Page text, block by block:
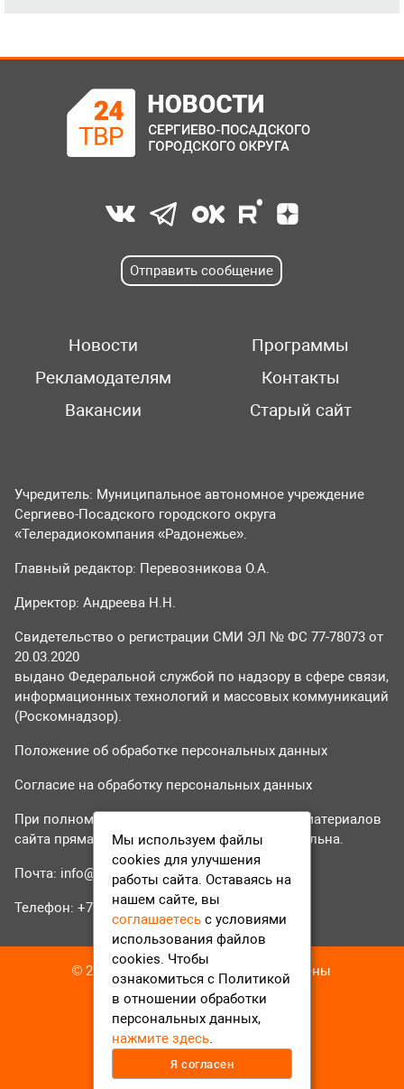
Отправить сообщение
Новости
Программы
Рекламодателям
Контакты
Вакансии
Старый сайт
Учредитель: Муниципальное автономное учреждение
Сергиево-Посадского городского округа
«Телерадиокомпания «Радонежье».
Главный редактор: Перевозникова О.А.
Директор: Андреева Н.Н.
Свидетельство о регистрации СМИ ЭЛ № ФС 77-78073 от
20.03.2020
выдано Федеральной службой по надзору в сфере связи,
информационных технологий и массовых коммуникаций
(Роскомнадзор).
Положение об обработке персональных данных
Согласие на обработку персональных данных
При полном или частичном использовании материалов
сайта прямая гиперссылка на tvr24.tv обязательна.
Почта: info@tvr24.tv
Телефон: +7 (496) 551-04-95
© 2016-2023 ТВР24 Все права защищены
Мы используем файлы
cookies для улучшения
работы сайта. Оставаясь на
нашем сайте, вы
соглашаетесь с условиями
использования файлов
cookies. Чтобы
ознакомиться с Политикой
в отношении обработки
персональных данных,
нажмите здесь.
Я согласен